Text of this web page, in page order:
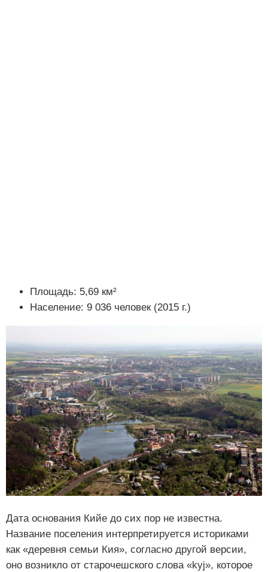
Площадь: 5,69 км²
Население: 9 036 человек (2015 г.)
Дата основания Кийе до сих пор не известна.
Название поселения интерпретируется историками
как «деревня семьи Кия», согласно другой версии,
оно возникло от старочешского слова «kyj», которое